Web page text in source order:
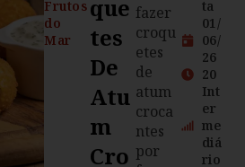
Frutos
do
Mar
Que
Tes
De
Atu
M
Cro
fazer
croqu
etes
de
atum
croca
ntes
por
ta
01/
06/
26
20
Int
er
me
diá
rio